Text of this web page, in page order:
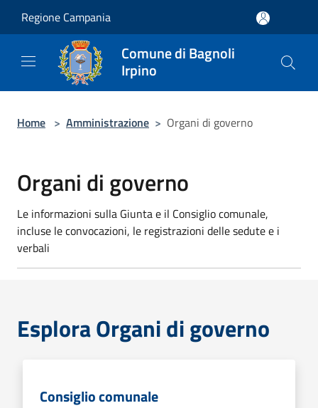
Regione Campania
Comune di Bagnoli
Irpino
Home > Amministrazione > Organi di governo
Organi di governo
Le informazioni sulla Giunta e il Consiglio comunale,
incluse le convocazioni, le registrazioni delle sedute e i
verbali
Esplora Organi di governo
Consiglio comunale